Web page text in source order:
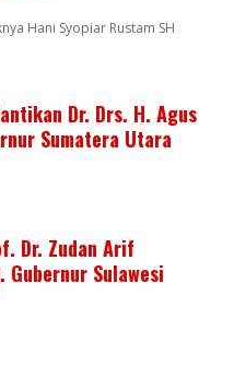
Hani Syopiar Rustam SH
Dr. Drs. H. Agus
Sumatera Utara
Dr. Zudan Arif
Gubernur Sulawesi